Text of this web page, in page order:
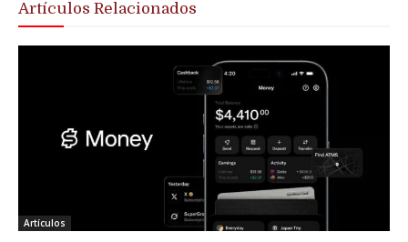
Artículos Relacionados
Artículos